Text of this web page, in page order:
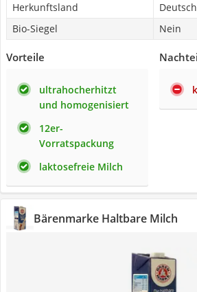
Herkunftsland
Bio-Siegel
Nein
Vorteile
ultrahocherhitzt
und homogenisiert
12er-
Vorratspackung
laktosefreie Milch
Bärenmarke Haltbare Milch